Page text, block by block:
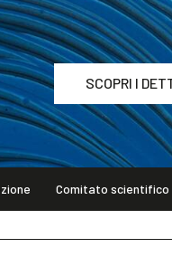
SCOPRI I
Comitato scientifico